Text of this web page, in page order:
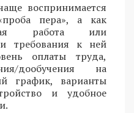
воспринимается
пера», а как
работа или
требования к ней
оплаты труда,
дообучения на
график, варианты
и удобное